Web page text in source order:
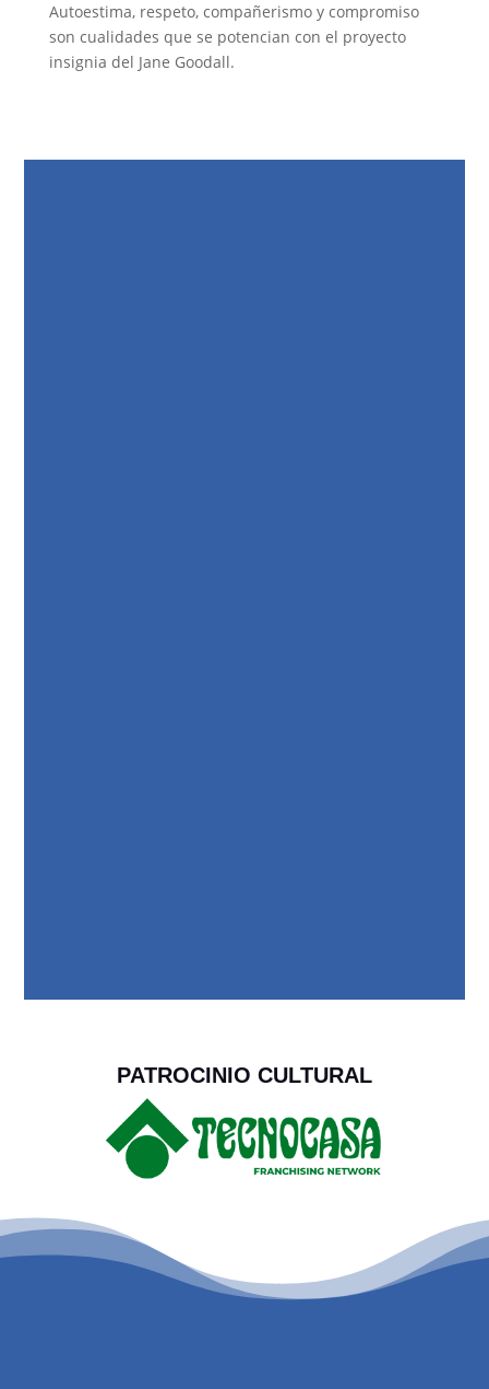
Autoestima, respeto, compañerismo y compromiso
son cualidades que se potencian con el proyecto
insignia del Jane Goodall.
PATROCINIO CULTURAL